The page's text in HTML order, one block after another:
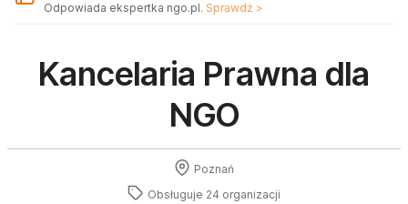
Odpowiada ekspertka ngo.pl. Sprawdź >
Kancelaria Prawna dla
NGO
Poznań
Obsługuje 24 organizacji